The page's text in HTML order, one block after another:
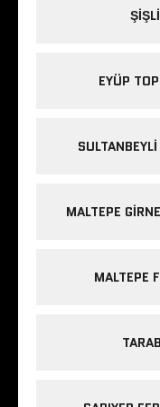
EYÜP
MALTEPE
MALTEPE